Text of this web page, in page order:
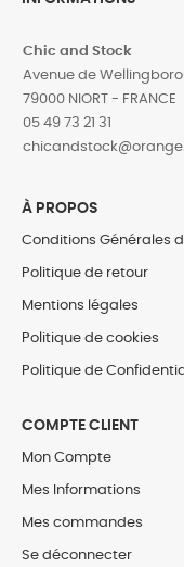
Chic and Stock
Avenue de
79000 NIORT - FRANCE
05 49 73 21 31
À PROPOS
Conditions Générales
Politique de retour
Mentions légales
Politique de cookies
Politique de
COMPTE CLIENT
Mon Compte
Mes Informations
Mes commandes
Se déconnecter